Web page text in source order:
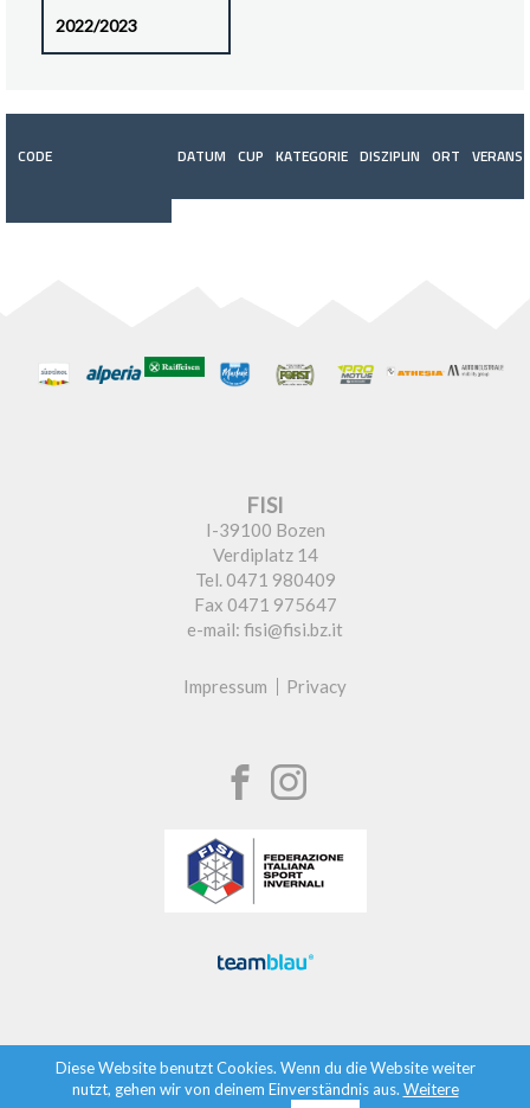
CODE DATUM CUP KATEGORIE DISZIPLIN ORT
FISI
I-39100 Bozen
Verdiplatz 14
Tel. 0471 980409
Fax 0471 975647
e-mail: fisi@fisi.bz.it
Impressum Privacy
Diese Website benutzt Cookies. Wenn du die Website weiter
nutzt, gehen wir von deinem Einverständnis aus. Weitere